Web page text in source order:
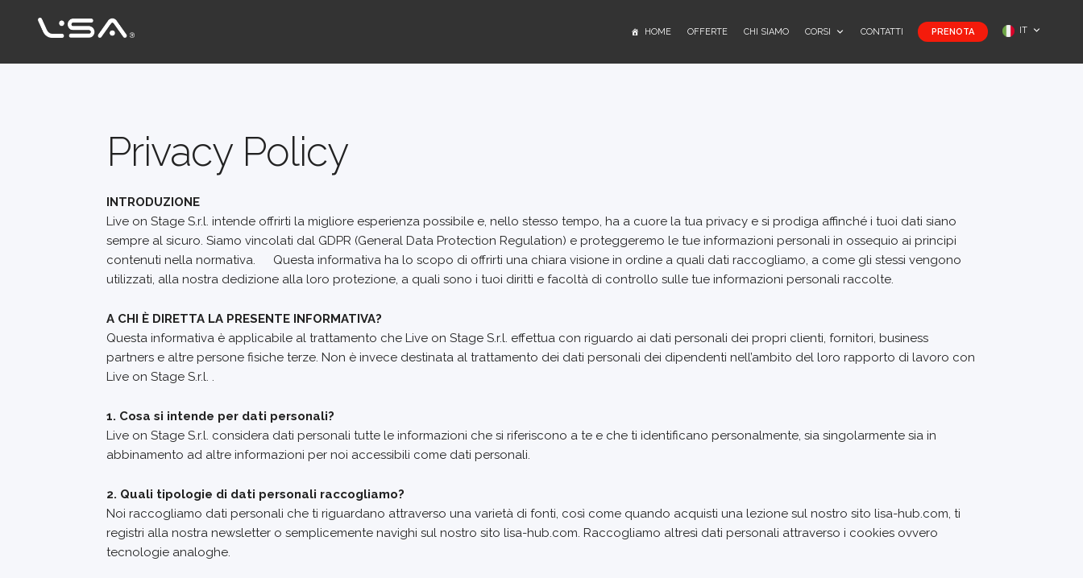
HOME OFFERTE CHI SIAMO CORSI CONTATTI PRENOTA IT
Privacy Policy
INTRODUZIONE
Live on Stage S.r.l. intende offrirti la migliore esperienza possibile e, nello stesso tempo, ha a cuore la tua privacy e si prodiga affinché i tuoi dati siano
sempre al sicuro. Siamo vincolati dal GDPR (General Data Protection Regulation) e proteggeremo le tue informazioni personali in ossequio ai principi
contenuti nella normativa. Questa informativa ha lo scopo di offrirti una chiara visione in ordine a quali dati raccogliamo, a come gli stessi vengono
utilizzati, alla nostra dedizione alla loro protezione, a quali sono i tuoi diritti e facoltà di controllo sulle tue informazioni personali raccolte.
A CHI È DIRETTA LA PRESENTE INFORMATIVA?
Questa informativa è applicabile al trattamento che Live on Stage S.r.l. effettua con riguardo ai dati personali dei propri clienti, fornitori, business
partners e altre persone fisiche terze. Non è invece destinata al trattamento dei dati personali dei dipendenti nell’ambito del loro rapporto di lavoro con
Live on Stage S.r.l. .
1. Cosa si intende per dati personali?
Live on Stage S.r.l. considera dati personali tutte le informazioni che si riferiscono a te e che ti identificano personalmente, sia singolarmente sia in
abbinamento ad altre informazioni per noi accessibili come dati personali.
2. Quali tipologie di dati personali raccogliamo?
Noi raccogliamo dati personali che ti riguardano attraverso una varietà di fonti, così come quando acquisti una lezione sul nostro sito lisa-hub.com, ti
registri alla nostra newsletter o semplicemente navighi sul nostro sito lisa-hub.com. Raccogliamo altresì dati personali attraverso i cookies ovvero
tecnologie analoghe.